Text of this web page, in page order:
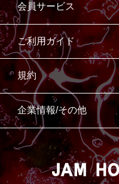
会員サービス
ご利用ガイド
規約
企業情報/その他